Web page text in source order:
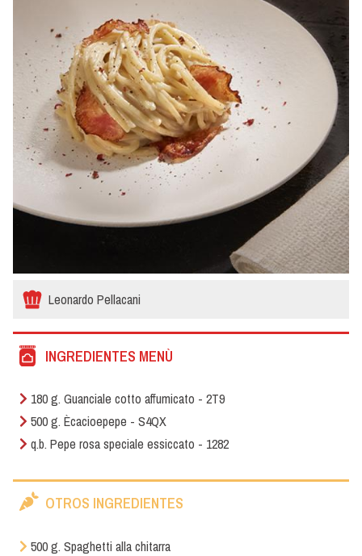
Leonardo Pellacani
INGREDIENTES MENÙ
180 g. Guanciale cotto affumicato - 2T9
500 g. Ècacioepepe - S4QX
q.b. Pepe rosa speciale essiccato - 1282
OTROS INGREDIENTES
500 g. Spaghetti alla chitarra